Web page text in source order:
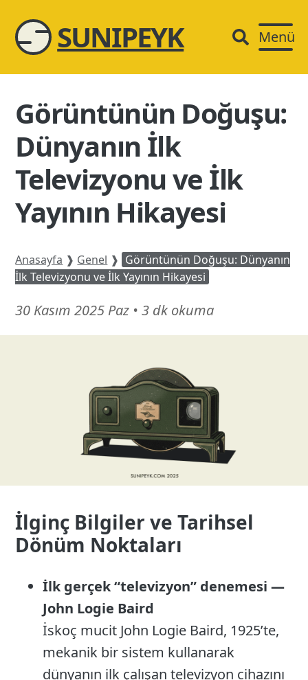
SUNIPEYK Menü
Görüntünün Doğuşu:
Dünyanın İlk
Televizyonu ve İlk
Yayının Hikayesi
Anasayfa ❱ Genel ❱ Görüntünün Doğuşu: Dünyanın
İlk Televizyonu ve İlk Yayının Hikayesi
30 Kasım 2025 Paz 16
Mart
• 3 dk okuma
İlginç Bilgiler ve Tarihsel
Dönüm Noktaları
İlk gerçek “televizyon” denemesi —
John Logie Baird
İskoç mucit John Logie Baird, 1925’te,
mekanik bir sistem kullanarak
dünyanın ilk çalışan televizyon cihazını